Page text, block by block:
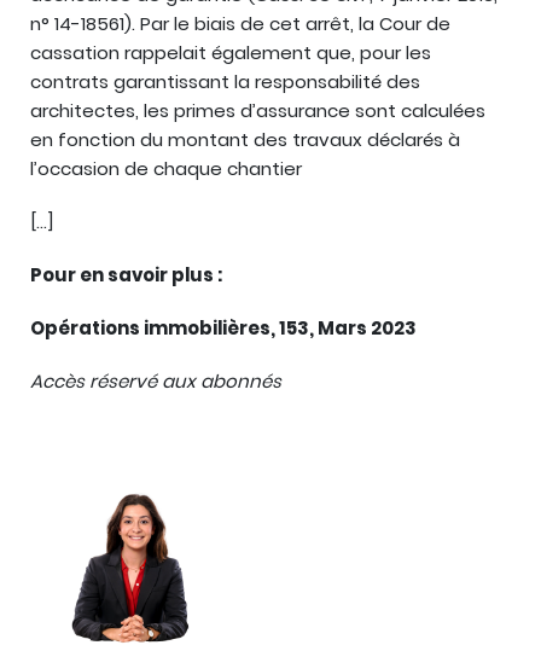
n° 14-18561). Par le biais de cet arrêt, la Cour de
cassation rappelait également que, pour les
contrats garantissant la responsabilité des
architectes, les primes d’assurance sont calculées
en fonction du montant des travaux déclarés à
l’occasion de chaque chantier
[…]
Pour en savoir plus :
Opérations immobilières, 153, Mars 2023
Accès réservé aux abonnés